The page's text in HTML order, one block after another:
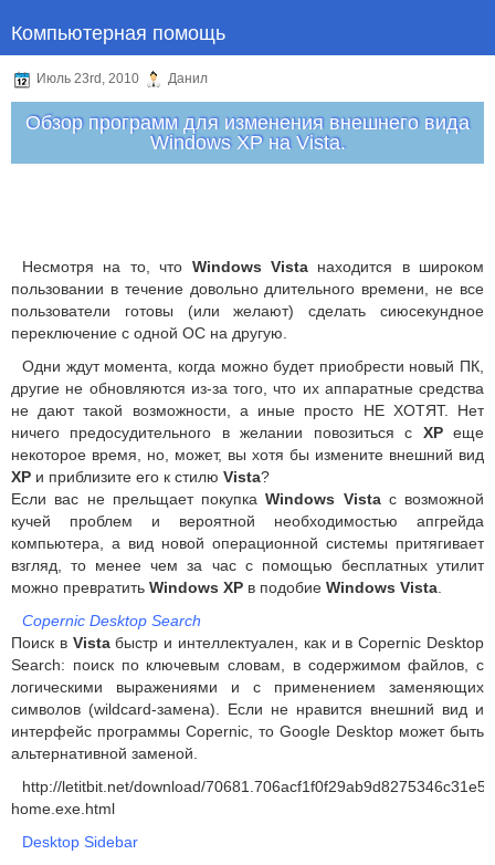
Компьютерная помощь
Июль 23rd, 2010 Данил
Обзор программ для изменения внешнего вида
Windows XP на Vista.
Несмотря на то, что Windows Vistaнаходится в широком
пользовании в течение довольно длительного времени, не все
пользователи готовы (или желают) сделать сиюсекундное
переключение с одной ОС на другую.
Одни ждут момента, когда можно будет приобрести новый ПК,
другие не обновляются из-за того, что их аппаратные средства
не дают такой возможности, а иные просто НЕ ХОТЯТ. Нет
ничего предосудительного в желании повозиться с XPеще
некоторое время, но, может, вы хотя бы измените внешний вид
XP и приблизите его к стилю Vista?
Если вас не прельщает покупкаWindows Vistaс возможной
кучей проблем и вероятной необходимостью апгрейда
компьютера, а вид новой операционной системы притягивает
взгляд, то менее чем за час с помощью бесплатных утилит
можно превратить Windows ХР в подобие Windows Vista
Copernic Desktop Search
Поиск в Vistaбыстр и интеллектуален, как и в Copernic Desktop
Search: поиск по ключевым словам, в содержимом файлов, с
логическими выражениями и с применением заменяющих
символов (wildcard-замена). Если не нравится внешний вид и
интерфейс программы Copernic, то Google Desktop может быть
альтернативной заменой.
http://letitbit.net/download/
home.exe.html
Desktop Sidebar